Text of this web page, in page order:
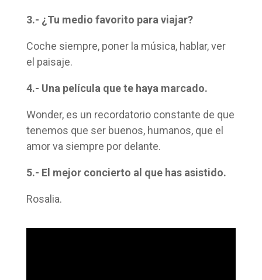
3.- ¿Tu medio favorito para viajar?
Coche siempre, poner la música, hablar, ver
el paisaje.
4.- Una película que te haya marcado.
Wonder, es un recordatorio constante de que
tenemos que ser buenos, humanos, que el
amor va siempre por delante.
5.- El mejor concierto al que has asistido.
Rosalia.